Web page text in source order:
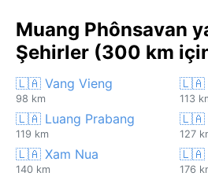
Muang Phônsavan
Şehirler (300 km
🇱🇦 Vang Vieng
98 km
🇱🇦
113
🇱🇦 Luang Prabang
119 km
🇱🇦
127
🇱🇦 Xam Nua
140 km
🇱🇦
176